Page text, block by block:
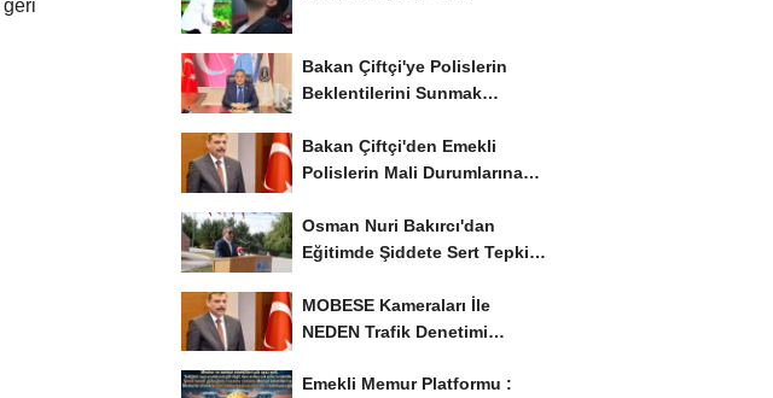
geri
Bakan Çiftçi'ye Polislerin
Beklentilerini Sunmak
Bakan Çiftçi'den Emekli
Polislerin Mali Durumlarına
Osman Nuri Bakırcı'dan
Eğitimde Şiddete Sert Tepki:
MOBESE Kameraları İle
NEDEN Trafik Denetimi
Emekli Memur Platformu :